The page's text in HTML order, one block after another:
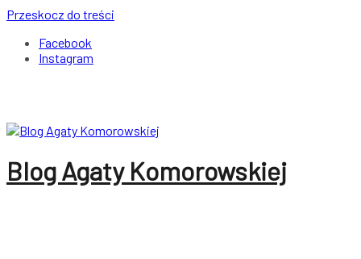
Przeskocz do treści
Facebook
Instagram
Blog Agaty Komorowskiej